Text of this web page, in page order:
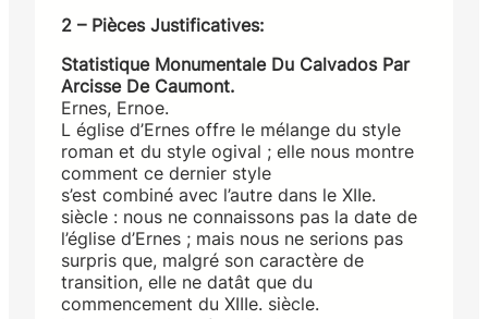
2 – Pièces Justificatives:
Statistique Monumentale Du Calvados Par
Arcisse De Caumont.
Ernes, Ernoe.
L église d’Ernes offre le mélange du style
roman et du style ogival ; elle nous montre
comment ce dernier style
s’est combiné avec l’autre dans le XIIe.
siècle : nous ne connaissons pas la date de
l’église d’Ernes ; mais nous ne serions pas
surpris que, malgré son caractère de
transition, elle ne datât que du
commencement du XIIIe. siècle.